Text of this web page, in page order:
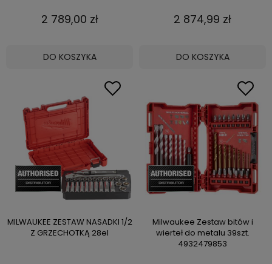
2 789,00 zł
DO KOSZYKA
2 874,99 zł
DO KOSZYKA
MILWAUKEE ZESTAW NASADKI 1/2
Z GRZECHOTKĄ 28el
Milwaukee Zestaw bitów i
wierteł do metalu 39szt.
4932479853